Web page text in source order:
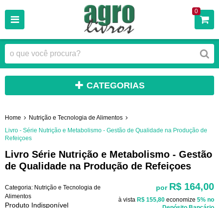
0
CATEGORIAS
Home
Nutrição e Tecnologia de Alimentos
Livro - Série Nutrição e Metabolismo - Gestão de Qualidade na Produção de
Refeiçoes
Livro Série Nutrição e Metabolismo - Gestão
de Qualidade na Produção de Refeiçoes
Categoria: Nutrição e Tecnologia de
Alimentos
Produto Indisponível
por R$ 164,00
à vista R$ 155,80 economize 5% no